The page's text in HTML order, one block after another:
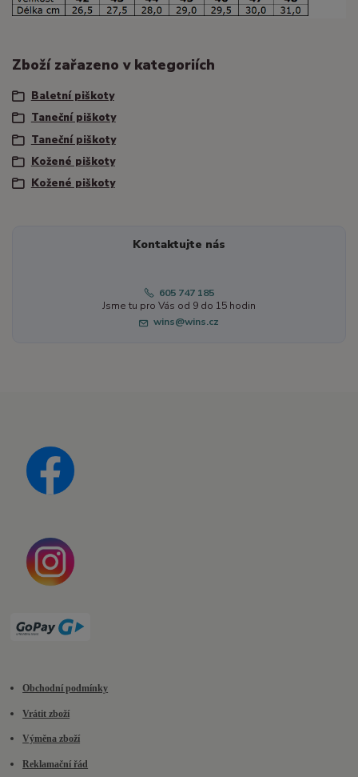
Zboží zařazeno v kategoriích
Baletní piškoty
Taneční piškoty
Taneční piškoty
Kožené piškoty
Kožené piškoty
Kontaktujte nás
605 747 185
Jsme tu pro Vás od 9 do 15 hodin
wins@wins.cz
Obchodní podmínky
Vrátit zboží
Výměna zboží
Reklamační řád